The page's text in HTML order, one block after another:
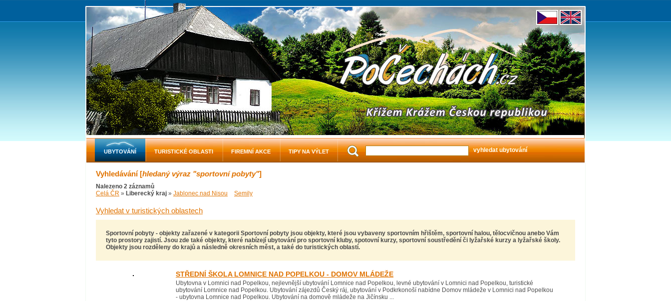
Vyhledávání [hledaný výraz "sportovní pobyty"]
Nalezeno 2 záznamů
Celá ČR » Liberecký kraj » Jablonec nad Nisou Semily
Vyhledat v turistických oblastech
Sportovní pobyty - objekty zařazené v kategorii Sportovní pobyty jsou objekty, které jsou vybaveny sportovním hřištěm, sportovní halou, tělocvičnou anebo Vám
tyto prostory zajistí. Jsou zde také objekty, které nabízejí ubytování pro sportovní kluby, spotovní kurzy, sportovní soustředění či lyžařské kurzy a lyžařské školy.
Objekty jsou rozděleny do krajů a následně okresních měst, a také do turistických oblastí.
STŘEDNÍ ŠKOLA LOMNICE NAD POPELKOU - DOMOV MLÁDEŽE
Ubytovna v Lomnici nad Popelkou, nejlevnější ubytování Lomnice nad Popelkou, levné ubytování v Lomnici nad Popelkou, turistické
ubytování Lomnice nad Popelkou. Ubytování zájezdů Český ráj, ubytování v Podkrkonoší nabídne Domov mládeže v Lomnici nad Popelkou
- ubytovna Lomnice nad Popelkou. Ubytování na domově mládeže na Jičínsku ...
UBYTOVÁNÍ TURISTICKÉ OBLASTI FIREMNÍ AKCE TIPY NA VÝLET